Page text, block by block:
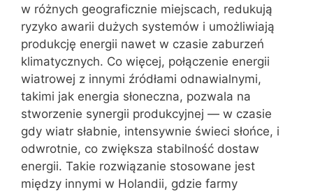
w różnych geograficznie miejscach, redukują
ryzyko awarii dużych systemów i umożliwiają
produkcję energii nawet w czasie zaburzeń
klimatycznych. Co więcej, połączenie energii
wiatrowej z innymi źródłami odnawialnymi,
takimi jak energia słoneczna, pozwala na
stworzenie synergii produkcyjnej — w czasie
gdy wiatr słabnie, intensywnie świeci słońce, i
odwrotnie, co zwiększa stabilność dostaw
energii. Takie rozwiązanie stosowane jest
między innymi w Holandii, gdzie farmy